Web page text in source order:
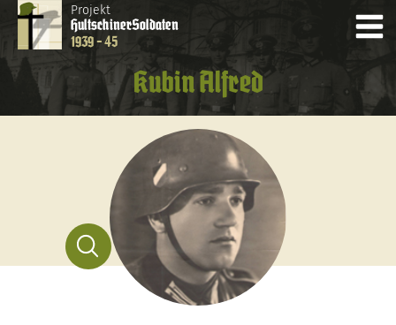
Projekt
HultschinerSoldaten
1939 - 45
Kubin Alfred